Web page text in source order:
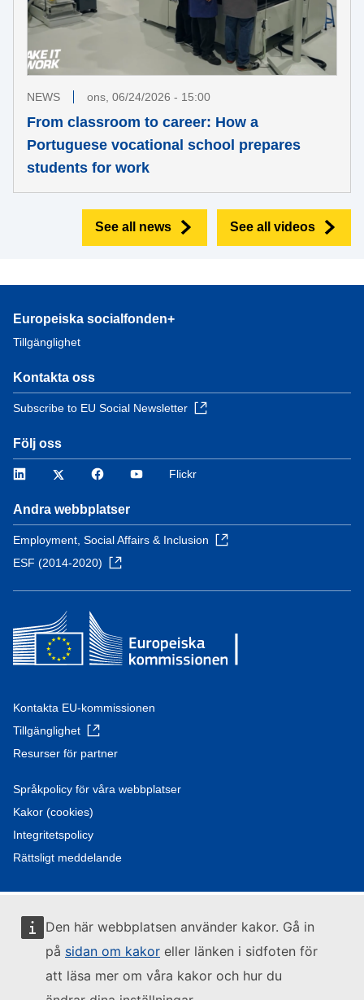
Den här webbplatsen använder kakor. Gå in
på sidan om kakor eller länken i sidfoten för
att läsa mer om våra kakor och hur du
NEWS ons, 06/24/2026 - 15:00
From classroom to career: How a
Portuguese vocational school prepares
students for work
See all videos
See all news
Europeiska socialfonden+
Tillgänglighet
Kontakta oss
Subscribe to EU Social Newsletter
Följ oss
LinkedIn Twitter FacebookYouTube
Flickr
Andra webbplatser
Employment, Social Affairs & Inclusion
ESF (2014-2020)
Kontakta EU-kommissionen
Tillgänglighet
Resurser för partner
Språkpolicy för våra webbplatser
Kakor (cookies)
Integritetspolicy
Rättsligt meddelande